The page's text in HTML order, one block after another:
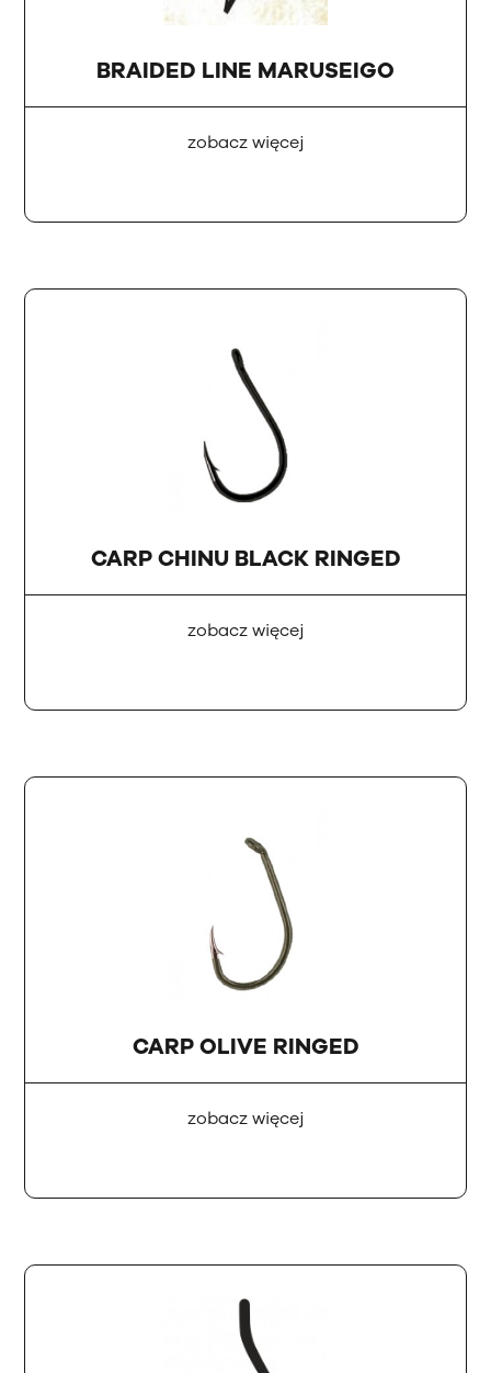
BRAIDED LINE MARUSEIGO
zobacz więcej
CARP CHINU BLACK RINGED
zobacz więcej
CARP OLIVE RINGED
zobacz więcej